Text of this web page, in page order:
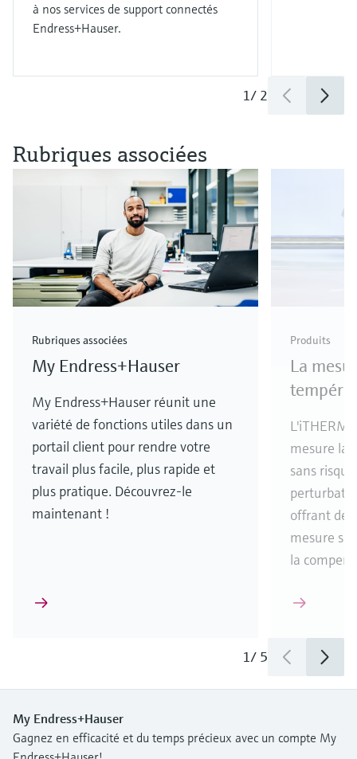
à nos services de support connectés
Endress+Hauser.
1/ 2
Rubriques associées
Rubriques associées
My Endress+Hauser
My Endress+Hauser réunit une
variété de fonctions utiles dans un
portail client pour rendre votre
travail plus facile, plus rapide et
plus pratique. Découvrez-le
maintenant !
Produits
La
L'iTHERM
mesure la
sans
offrant
mesure
la
1/ 5
My Endress+Hauser
Gagnez en efficacité et du temps précieux avec un compte My